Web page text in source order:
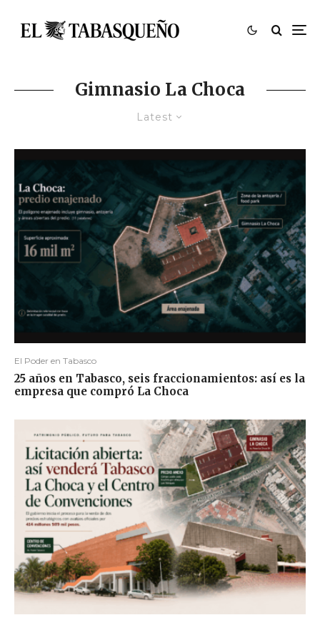
Gimnasio La Choca
Latest
El Poder en Tabasco
25 años en Tabasco, seis fraccionamientos: así es la
empresa que compró La Choca